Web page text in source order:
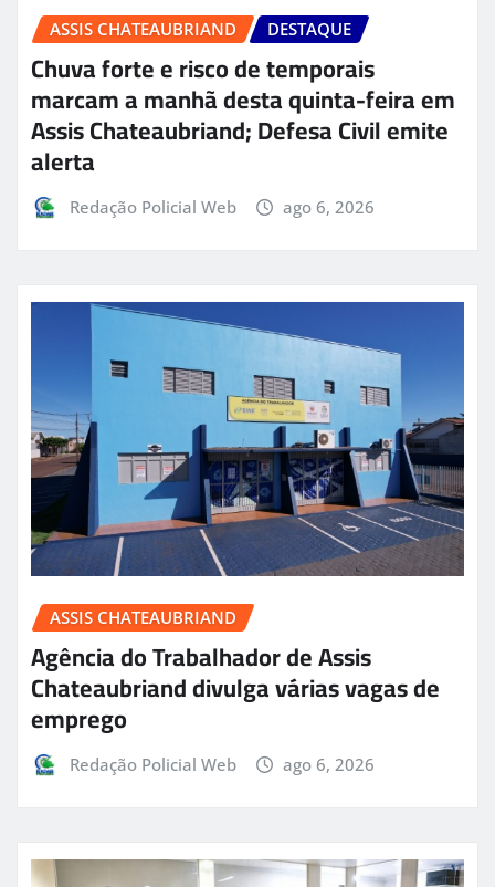
ASSIS CHATEAUBRIAND DESTAQUE
Chuva forte e risco de temporais
marcam a manhã desta quinta-feira em
Assis Chateaubriand; Defesa Civil emite
alerta
Redação Policial Web ago 6, 2026
ASSIS CHATEAUBRIAND
Agência do Trabalhador de Assis
Chateaubriand divulga várias vagas de
emprego
Redação Policial Web ago 6, 2026